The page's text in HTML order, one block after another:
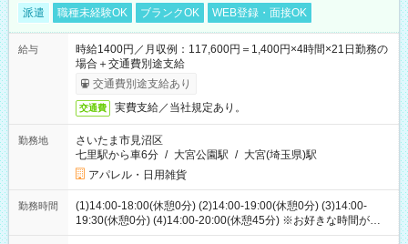
派遣 職種未経験OK ブランクOK WEB登録・面接OK
給与
時給1400円／月収例：117,600円＝1,400円×4時間×21日勤務の
場合＋交通費別途支給
交通費別途支給あり
交通費 実費支給／当社規定あり。
勤務地
さいたま市見沼区
七里駅から車6分 / 大宮公園駅 / 大宮(埼玉県)駅
アパレル・日用雑貨
勤務時間
(1)14:00-18:00(休憩0分) (2)14:00-19:00(休憩0分) (3)14:00-
19:30(休憩0分) (4)14:00-20:00(休憩45分) ※お好きな時間が選べ
ます